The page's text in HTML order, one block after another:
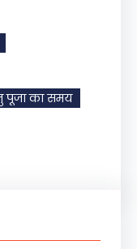
पूजा का समय